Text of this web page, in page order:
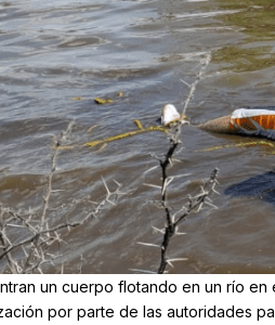
un cuerpo flotando en un río
por parte de las autoridades